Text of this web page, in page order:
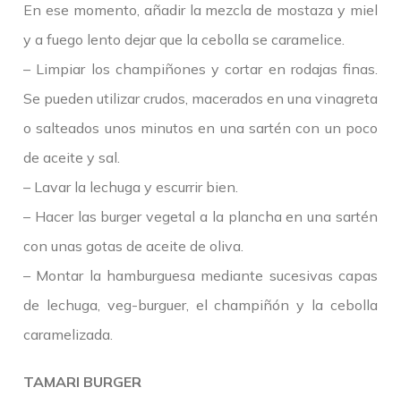
En ese momento, añadir la mezcla de mostaza y miel
y a fuego lento dejar que la cebolla se caramelice.
– Limpiar los champiñones y cortar en rodajas finas.
Se pueden utilizar crudos, macerados en una vinagreta
o salteados unos minutos en una sartén con un poco
de aceite y sal.
– Lavar la lechuga y escurrir bien.
– Hacer las burger vegetal a la plancha en una sartén
con unas gotas de aceite de oliva.
– Montar la hamburguesa mediante sucesivas capas
de lechuga, veg-burguer, el champiñón y la cebolla
caramelizada.
TAMARI BURGER